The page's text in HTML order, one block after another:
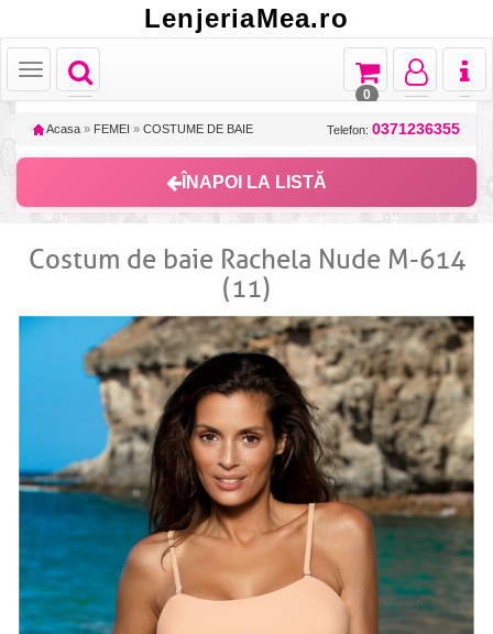
LenjeriaMea.ro
Toggle
navigation
Toggle
Toggle
navigation
Toggle
navigation
Toggle
navigation
0
Acasa » FEMEI » COSTUME DE BAIE Telefon: 0371236355
ÎNAPOI LA LISTĂ
Costum de baie Rachela Nude M-614
(11)